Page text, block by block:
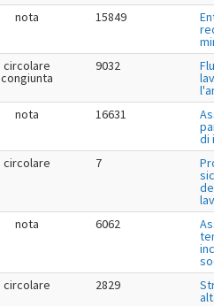
nota 15849
circolare
congiunta
9032
nota 16631
di
circolare 7
nota 6062
circolare 2829